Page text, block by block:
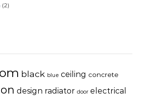
(2)
black blue ceiling concrete
design radiator door electrical